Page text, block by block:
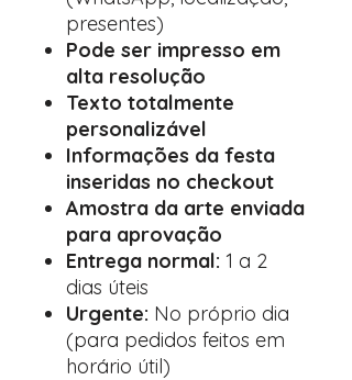
presentes)
Pode ser impresso em
alta resolução
Texto totalmente
personalizável
Informações da festa
inseridas no checkout
Amostra da arte enviada
para aprovação
Entrega normal: 1 a 2
dias úteis
Urgente: No próprio dia
(para pedidos feitos em
horário útil)